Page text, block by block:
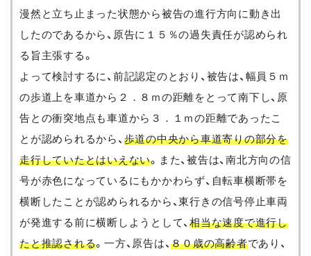
漫然と立ち止まった状態から被告の進行方向に動き出
したのであるから、原告に１５％の過失責任が認められ
る旨主張する。
よって検討するに、前記認定のとおり、被告は、幅員５ｍ
の歩道上を車道から２．８ｍの距離をとって南下し、原
告との衝突地点も車道から３．１ｍの距離であったこ
とが認められるから、 歩道の中央から車道寄りの部分を
走行していたとはいえない。また、被告は、南北方向の信
号が赤色になっているにもかかわらず、自転車横断帯を
横断したことが認められるから、東行きの信号停止車両
が発進する前に横断しようとして、 相当な速度で進行し
たと推認される。一方、原告は、８０歳の高齢者であり、